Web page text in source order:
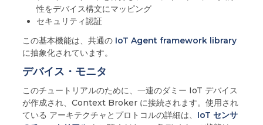
性をデバイス構文にマッピング
セキュリティ認証
この基本機能は、共通の IoT Agent framework library
に抽象化されています。
デバイス・モニタ
このチュートリアルのために、一連のダミー IoT デバイス
が作成され、Context Broker に接続されます。使用され
ている アーキテクチャとプロトコルの詳細は、 IoT センサ